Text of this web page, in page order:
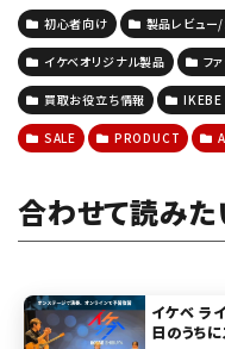
初心者向け 製品レビュー
イケベオリジナル製品 フ
買取お役立ち情報
SALE PRODUCT
合わせて読み
イケベ ラ
日のうち